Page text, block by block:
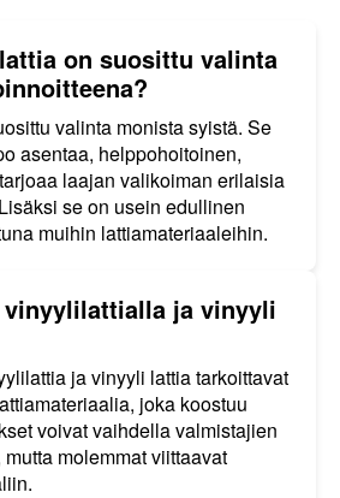
on suosittu valinta
valinta monista syistä. Se
asentaa, helppohoitoinen,
laajan valikoiman erilaisia
se on usein edullinen
muihin lattiamateriaaleihin.
vinyylilattialla ja vinyyli
ja vinyyli lattia tarkoittavat
joka koostuu
voivat vaihdella valmistajien
molemmat viittaavat